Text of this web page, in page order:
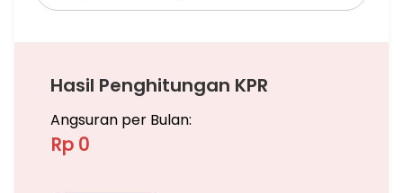
Hasil Penghitungan KPR
Angsuran per Bulan:
Rp 0